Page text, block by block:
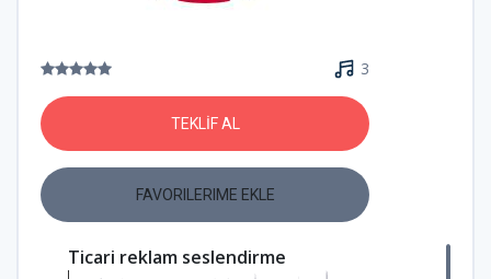
3
TEKLİF AL
FAVORILERIME EKLE
Ticari reklam seslendirme